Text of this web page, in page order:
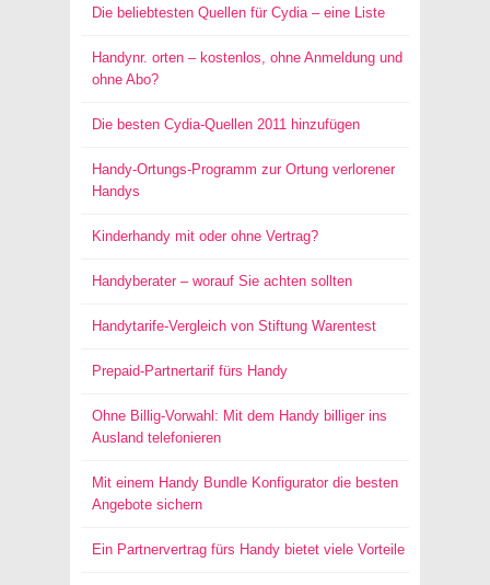
Die beliebtesten Quellen für Cydia – eine Liste
Handynr. orten – kostenlos, ohne Anmeldung und
ohne Abo?
Die besten Cydia-Quellen 2011 hinzufügen
Handy-Ortungs-Programm zur Ortung verlorener
Handys
Kinderhandy mit oder ohne Vertrag?
Handyberater – worauf Sie achten sollten
Handytarife-Vergleich von Stiftung Warentest
Prepaid-Partnertarif fürs Handy
Ohne Billig-Vorwahl: Mit dem Handy billiger ins
Ausland telefonieren
Mit einem Handy Bundle Konfigurator die besten
Angebote sichern
Ein Partnervertrag fürs Handy bietet viele Vorteile